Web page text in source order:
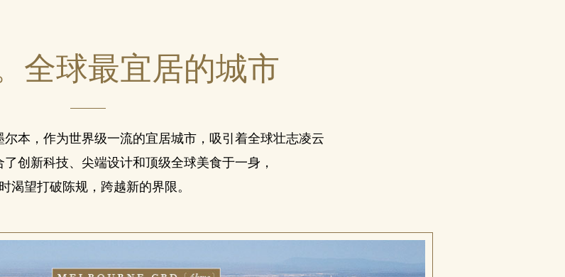
全球最宜居的城市
本，作为世界级一流的宜居城市，吸引着全球壮志凌云
创新科技、尖端设计和顶级全球美食于一身，
渴望打破陈规，跨越新的界限。